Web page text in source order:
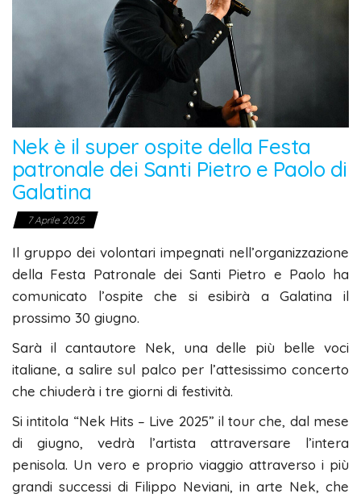
Nek è il super ospite della Festa
patronale dei Santi Pietro e Paolo di
Galatina
7 Aprile 2025
Il gruppo dei volontari impegnati nell’organizzazione
della Festa Patronale dei Santi Pietro e Paolo ha
comunicato l’ospite che si esibirà a Galatina il
prossimo 30 giugno.
Sarà il cantautore Nek, una delle più belle voci
italiane, a salire sul palco per l’attesissimo concerto
che chiuderà i tre giorni di festività.
Si intitola “Nek Hits – Live 2025” il tour che, dal mese
di giugno, vedrà l’artista attraversare l’intera
penisola. Un vero e proprio viaggio attraverso i più
grandi successi di Filippo Neviani, in arte Nek, che